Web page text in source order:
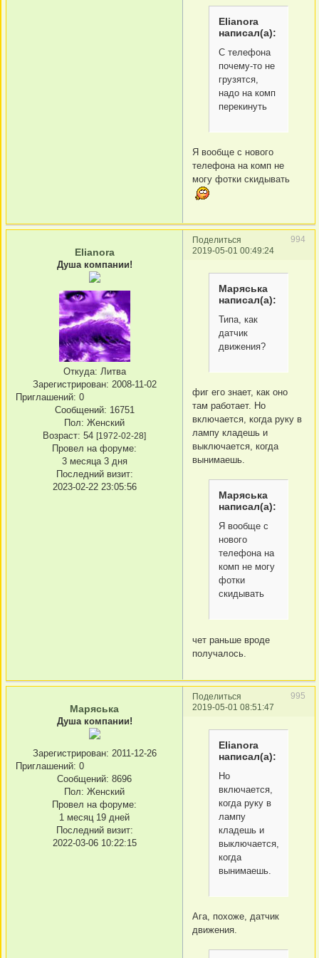
Elianora
написал(а):
С телефона
почему-то не
грузятся,
надо на комп
перекинуть
Я вообще с нового
телефона на комп не
могу фотки скидывать
Поделиться
994
2019-05-01 00:49:24
Elianora
Душа компании!
Откуда: Литва
Зарегистрирован: 2008-11-02
Приглашений: 0
Сообщений: 16751
Пол: Женский
Возраст: 54 [1972-02-28]
Провел на форуме:
3 месяца 3 дня
Последний визит:
2023-02-22 23:05:56
Маряська
написал(а):
Типа, как
датчик
движения?
фиг его знает, как оно
там работает. Но
включается, когда руку в
лампу кладешь и
выключается, когда
вынимаешь.
Маряська
написал(а):
Я вообще с
нового
телефона на
комп не могу
фотки
скидывать
чет раньше вроде
получалось.
Поделиться
995
2019-05-01 08:51:47
Маряська
Душа компании!
Зарегистрирован: 2011-12-26
Приглашений: 0
Сообщений: 8696
Пол: Женский
Провел на форуме:
1 месяц 19 дней
Последний визит:
2022-03-06 10:22:15
Elianora
написал(а):
Но
включается,
когда руку в
лампу
кладешь и
выключается,
когда
вынимаешь.
Ага, похоже, датчик
движения.